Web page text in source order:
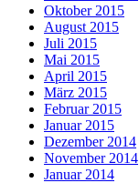
Oktober 2015
August 2015
Juli 2015
Mai 2015
April 2015
März 2015
Februar 2015
Januar 2015
Dezember 2014
November 2014
Januar 2014